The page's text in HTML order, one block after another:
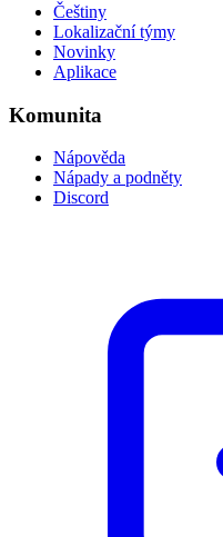
Češtiny
Lokalizační týmy
Novinky
Aplikace
Komunita
Nápověda
Nápady a podněty
Discord